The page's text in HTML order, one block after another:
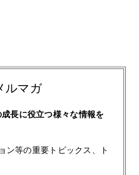
ルマガ
長に役立つ様々な情報を
ン等の重要トピックス、ト